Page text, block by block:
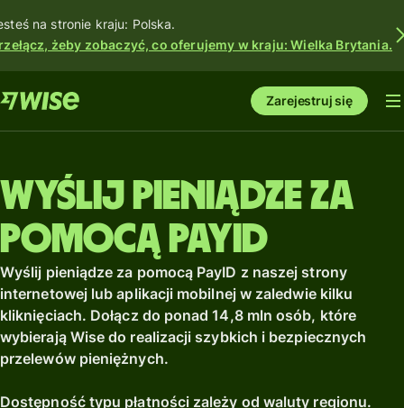
na stronie kraju: Polska.
żeby zobaczyć, co oferujemy w kraju: Wielka Brytania.
Zarejestruj się
Wyślij pieniądze za
pomocą PayID
Wyślij pieniądze za pomocą PayID z naszej strony
internetowej lub aplikacji mobilnej w zaledwie kilku
kliknięciach. Dołącz do ponad 14,8 mln osób, które
wybierają Wise do realizacji szybkich i bezpiecznych
przelewów pieniężnych.
Dostępność typu płatności zależy od waluty regionu.